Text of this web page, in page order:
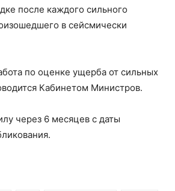
после каждого сильного
в сейсмически
по оценке ущерба от сильных
Кабинетом Министров.
через 6 месяцев с даты